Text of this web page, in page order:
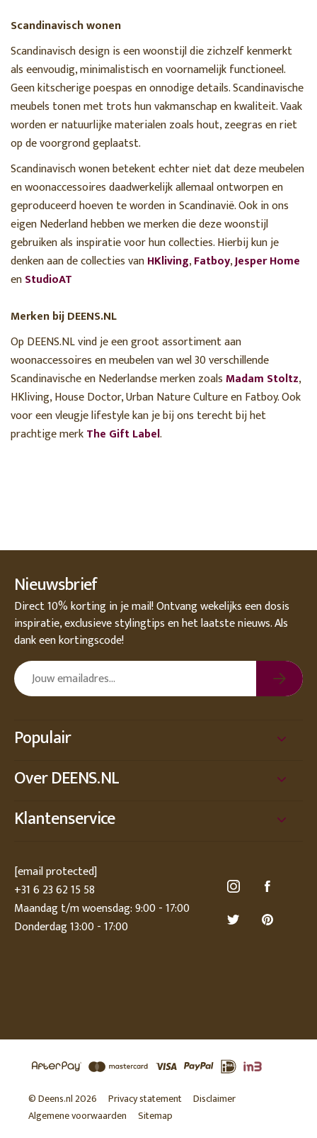
Scandinavisch wonen
Scandinavisch design is een woonstijl die zichzelf kenmerkt
als eenvoudig, minimalistisch en voornamelijk functioneel.
Geen kitscherige poespas en onnodige details. Scandinavische
meubels tonen met trots hun vakmanschap en kwaliteit. Vaak
worden er natuurlijke materialen zoals hout, zeegras en riet
op de voorgrond geplaatst.
Scandinavisch wonen betekent echter niet dat deze meubelen
en woonaccessoires daadwerkelijk allemaal ontworpen en
geproduceerd hoeven te worden in Scandinavië. Ook in ons
eigen Nederland hebben we merken die deze woonstijl
gebruiken als inspiratie voor hun collecties. Hierbij kun je
denken aan de collecties vanHKliving,Fatboy,Jesper Home
enStudioAT
Merken bij DEENS.NL
Op DEENS.NL vind je een groot assortiment aan
woonaccessoires en meubelen van wel 30 verschillende
Scandinavische en Nederlandse merken zoalsMadam Stoltz,
HKliving, House Doctor, Urban Nature Culture en Fatboy. Ook
voor een vleugje lifestyle kan je bij ons terecht bij het
prachtige merkThe Gift Label.
Nieuwsbrief
Direct 10% korting in je mail! Ontvang wekelijks een dosis
inspiratie, exclusieve stylingtips en het laatste nieuws. Als
dank een kortingscode!
Populair
Over DEENS.NL
Klantenservice
[email protected]
+31 6 23 62 15 58
Maandag t/m woensdag: 9:00 - 17:00
Donderdag 13:00 - 17:00
© Deens.nl 2026 Privacy statement
Disclaimer
Algemene voorwaarden
Sitemap